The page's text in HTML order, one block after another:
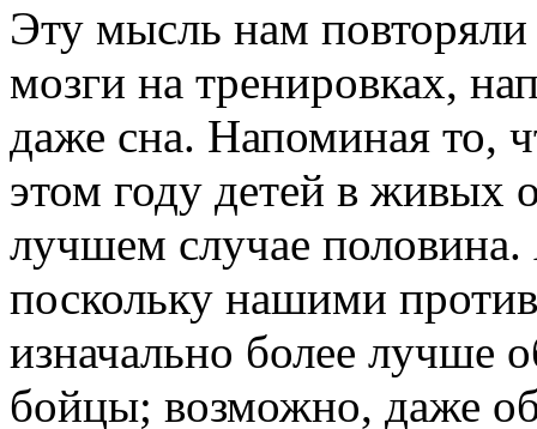
Эту мысль нам
мозги на тренировках,
даже сна. Напоминая то,
этом году детей в живых
лучшем случае
поскольку нашими
изначально более лучше
бойцы; возможно, даже